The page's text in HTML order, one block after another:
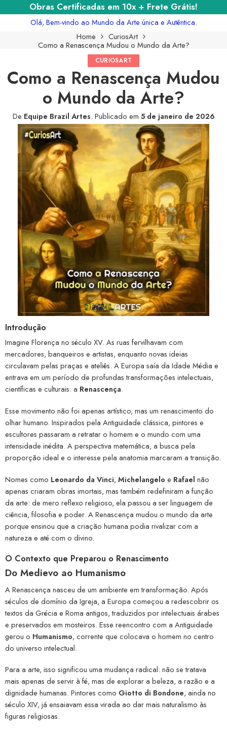
Obras Certificadas em 10x + Frete Grátis!
Olá, Bem-vindo ao Mundo da Arte única e Autêntica.
Home
CuriosArt
Como a Renascença Mudou o Mundo da Arte?
CURIOSART
Como a Renascença Mudou
o Mundo da Arte?
De Equipe Brazil Artes. Publicado em 5 de janeiro de 2026
Introdução
Imagine Florença no século XV. As ruas fervilhavam com
mercadores, banqueiros e artistas, enquanto novas ideias
circulavam pelas praças e ateliês. A Europa saía da Idade Média e
entrava em um período de profundas transformações intelectuais,
científicas e culturais: a Renascença.
Esse movimento não foi apenas artístico, mas um renascimento do
olhar humano. Inspirados pela Antiguidade clássica, pintores e
escultores passaram a retratar o homem e o mundo com uma
intensidade inédita. A perspectiva matemática, a busca pela
proporção ideal e o interesse pela anatomia marcaram a transição.
Nomes como Leonardo da Vinci, Michelangelo e Rafael não
apenas criaram obras imortais, mas também redefiniram a função
da arte: de mero reflexo religioso, ela passou a ser linguagem de
ciência, filosofia e poder. A Renascença mudou o mundo da arte
porque ensinou que a criação humana podia rivalizar com a
natureza e até com o divino.
O Contexto que Preparou o Renascimento
Do Medievo ao Humanismo
A Renascença nasceu de um ambiente em transformação. Após
séculos de domínio da Igreja, a Europa começou a redescobrir os
textos da Grécia e Roma antigos, traduzidos por intelectuais árabes
e preservados em mosteiros. Esse reencontro com a Antiguidade
gerou o Humanismo, corrente que colocava o homem no centro
do universo intelectual.
Para a arte, isso significou uma mudança radical: não se tratava
mais apenas de servir à fé, mas de explorar a beleza, a razão e a
dignidade humanas. Pintores como Giotto di Bondone, ainda no
século XIV, já ensaiavam essa virada ao dar mais naturalismo às
figuras religiosas.